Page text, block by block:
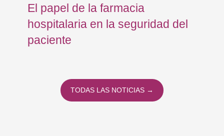
El papel de la farmacia
hospitalaria en la seguridad del
paciente
TODAS LAS NOTICIAS →